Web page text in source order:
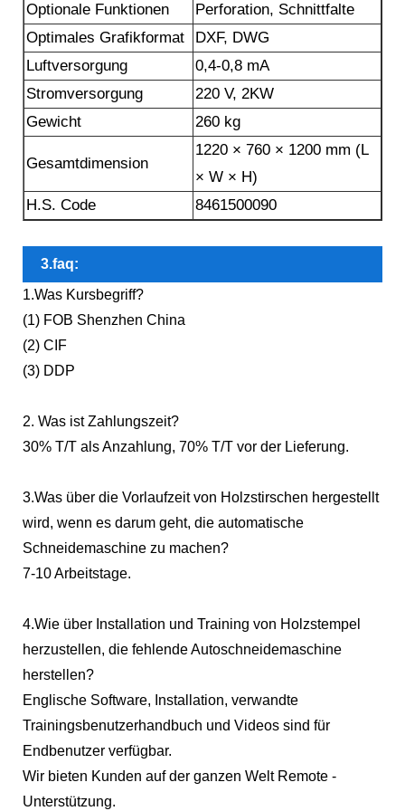
Optionale Funktionen
Perforation, Schnittfalte
Optimales Grafikformat
DXF, DWG
Luftversorgung
0,4-0,8 mA
Stromversorgung
220 V, 2KW
Gewicht
260 kg
Gesamtdimension
1220 × 760 × 1200 mm (L
× W × H)
H.S. Code
8461500090
3.faq:
1.Was Kursbegriff?
(1) FOB Shenzhen China
(2) CIF
(3) DDP
2. Was ist Zahlungszeit?
30% T/T als Anzahlung, 70% T/T vor der Lieferung.
3.Was über die Vorlaufzeit von Holzstirschen hergestellt
wird, wenn es darum geht, die automatische
Schneidemaschine zu machen?
7-10 Arbeitstage.
4.Wie über Installation und Training von Holzstempel
herzustellen, die fehlende Autoschneidemaschine
herstellen?
Englische Software, Installation, verwandte
Trainingsbenutzerhandbuch und Videos sind für
Endbenutzer verfügbar.
Wir bieten Kunden auf der ganzen Welt Remote -
Unterstützung.